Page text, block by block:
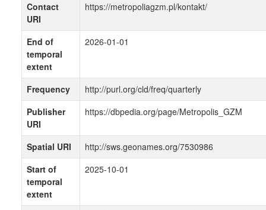
Contact
URI
https://metropoliagzm.pl/kontakt/
End of
temporal
extent
2026-01-01
Frequency
http://purl.org/cld/freq/quarterly
Publisher
URI
https://dbpedia.org/page/Metropolis_GZM
Spatial URI
http://sws.geonames.org/7530986
Start of
temporal
extent
2025-10-01